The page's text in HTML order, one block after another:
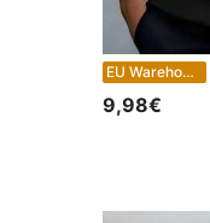
EU Warehouse
9,98€